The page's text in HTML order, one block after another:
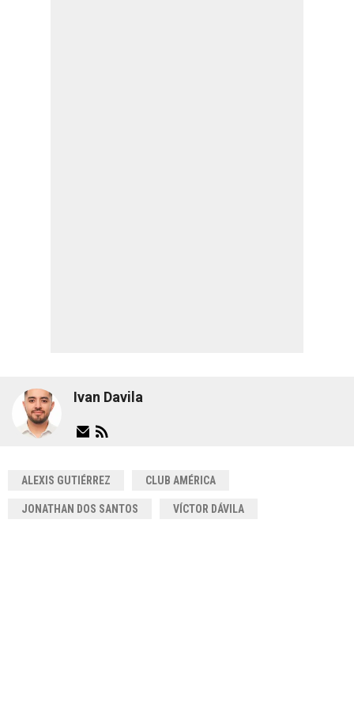
Ivan Davila
ALEXIS GUTIÉRREZ CLUB AMÉRICA
JONATHAN DOS SANTOS VÍCTOR DÁVILA